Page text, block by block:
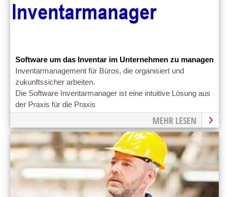
Software um das Inventar im Unternehmen zu managen
Inventarmanagement für Büros, die organisiert und
zukunftssicher arbeiten.
Die Software Inventarmanager ist eine intuitive Lösung aus
der Praxis für die Praxis
MEHR LESEN